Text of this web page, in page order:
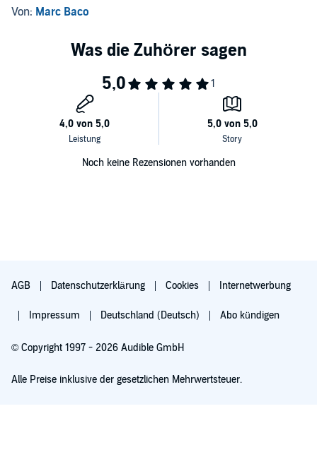
Von: Marc Baco
Noch keine Rezensionen vorhanden
AGB Datenschutzerklärung Cookies Internetwerbung
Impressum Deutschland (Deutsch) Abo kündigen
© Copyright 1997 - 2026 Audible GmbH
Alle Preise inklusive der gesetzlichen Mehrwertsteuer.